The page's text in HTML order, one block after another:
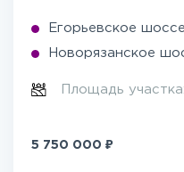
Егорьевское шоссе
Новорязанское
Площадь участка:
5 750 000 ₽